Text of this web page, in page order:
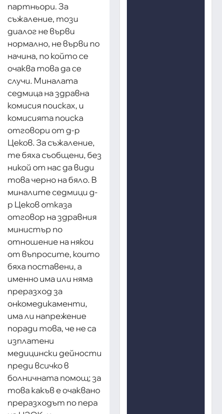
партньори. За
съжаление, този
диалог не върви
нормално, не върви по
начина, по който се
очаква това да се
случи. Миналата
седмица на здравна
комисия поисках, и
комисията поиска
отговори от д-р
Цеков. За съжаление,
те бяха съобщени, без
никой от нас да види
това черно на бяло. В
миналите седмици д-
р Цеков отказа
отговор на здравния
министър по
отношение на някои
от въпросите, които
бяха поставени, а
именно има или няма
преразход за
онкомедикаменти,
има ли напрежение
поради това, че не са
изплатени
медицински дейности
преди всичко в
болничната помощ; за
това какъв е очаквано
преразходът по пера